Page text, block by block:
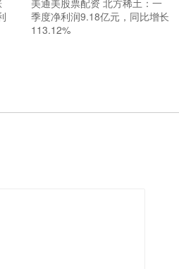
美通美股票配资 北方稀土：一
季度净利润9.18亿元，同比增长
113.12%